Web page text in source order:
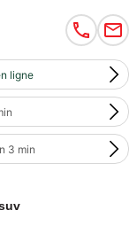
ligne
3 min